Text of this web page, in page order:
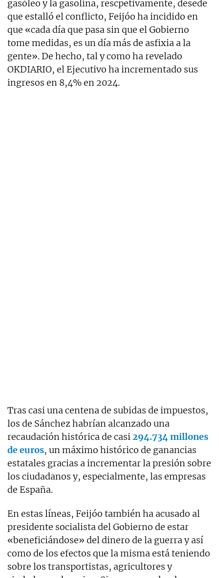
gasóleo y la gasolina, rescpetivamente, desede
que estalló el conflicto, Feijóo ha incidido en
que «cada día que pasa sin que el Gobierno
tome medidas, es un día más de asfixia a la
gente». De hecho, tal y como ha revelado
OKDIARIO, el Ejecutivo ha incrementado sus
ingresos en 8,4% en 2024.
Tras casi una centena de subidas de impuestos,
los de Sánchez habrían alcanzado una
recaudación histórica de casi294.734 millones
de euros, un máximo histórico de ganancias
estatales gracias a incrementar la presión sobre
los ciudadanos y, especialmente, las empresas
de España.
En estas líneas, Feijóo también ha acusado al
presidente socialista del Gobierno de estar
«beneficiándose» del dinero de la guerra y así
como de los efectos que la misma está teniendo
sobre los transportistas, agricultores y